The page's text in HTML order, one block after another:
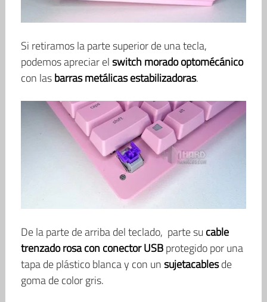
Si retiramos la parte superior de una tecla,
podemos apreciar elswitch morado optomécánico
con lasbarras metálicas estabilizadoras.
De la parte de arriba del teclado, parte su cable
trenzado rosa con conector USBprotegido por una
tapa de plástico blanca y con unsujetacablesde
goma de color gris.